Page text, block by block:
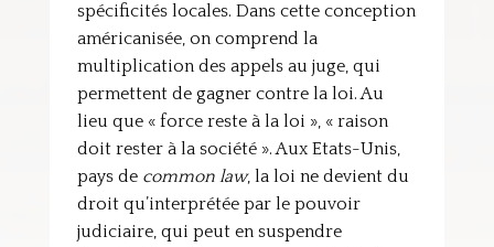
spécificités locales. Dans cette conception
américanisée, on comprend la
multiplication des appels au juge, qui
permettent de gagner contre la loi. Au
lieu que « force reste à la loi », « raison
doit rester à la société ». Aux Etats-Unis,
pays de common law, la loi ne devient du
droit qu’interprétée par le pouvoir
judiciaire, qui peut en suspendre